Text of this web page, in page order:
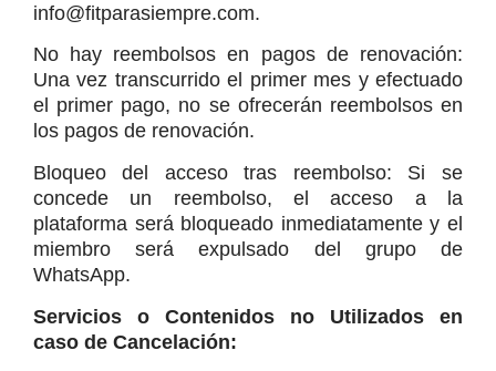
info@fitparasiempre.com.
No hay reembolsos en pagos de renovación:
Una vez transcurrido el primer mes y efectuado
el primer pago, no se ofrecerán reembolsos en
los pagos de renovación.
Bloqueo del acceso tras reembolso: Si se
concede un reembolso, el acceso a la
plataforma será bloqueado inmediatamente y el
miembro será expulsado del grupo de
WhatsApp.
Servicios o Contenidos no Utilizados en
caso de Cancelación: